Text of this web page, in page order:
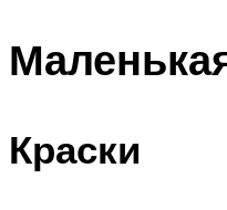
Краски